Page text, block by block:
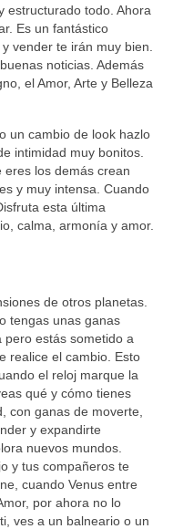
estructurado todo. Ahora
Es un fantástico
vender te irán muy bien.
noticias. Además
el Amor, Arte y Belleza
un cambio de look hazlo
intimidad muy bonitos.
los demás crean
y muy intensa. Cuando
esta última
calma, armonía y amor.
de otros planetas.
tengas unas ganas
estás sometido a
realice el cambio. Esto
el reloj marque la
qué y cómo tienes
con ganas de moverte,
y expandirte
nuevos mundos.
y tus compañeros te
cuando Venus entre
por ahora no lo
ves a un balneario o un